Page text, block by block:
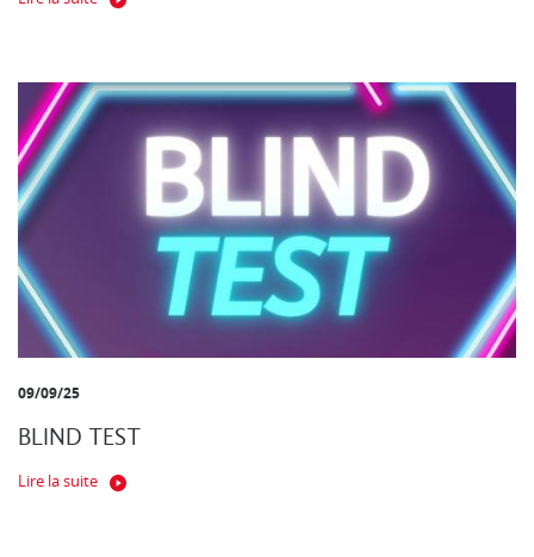
09/09/25
BLIND TEST
Lire la suite